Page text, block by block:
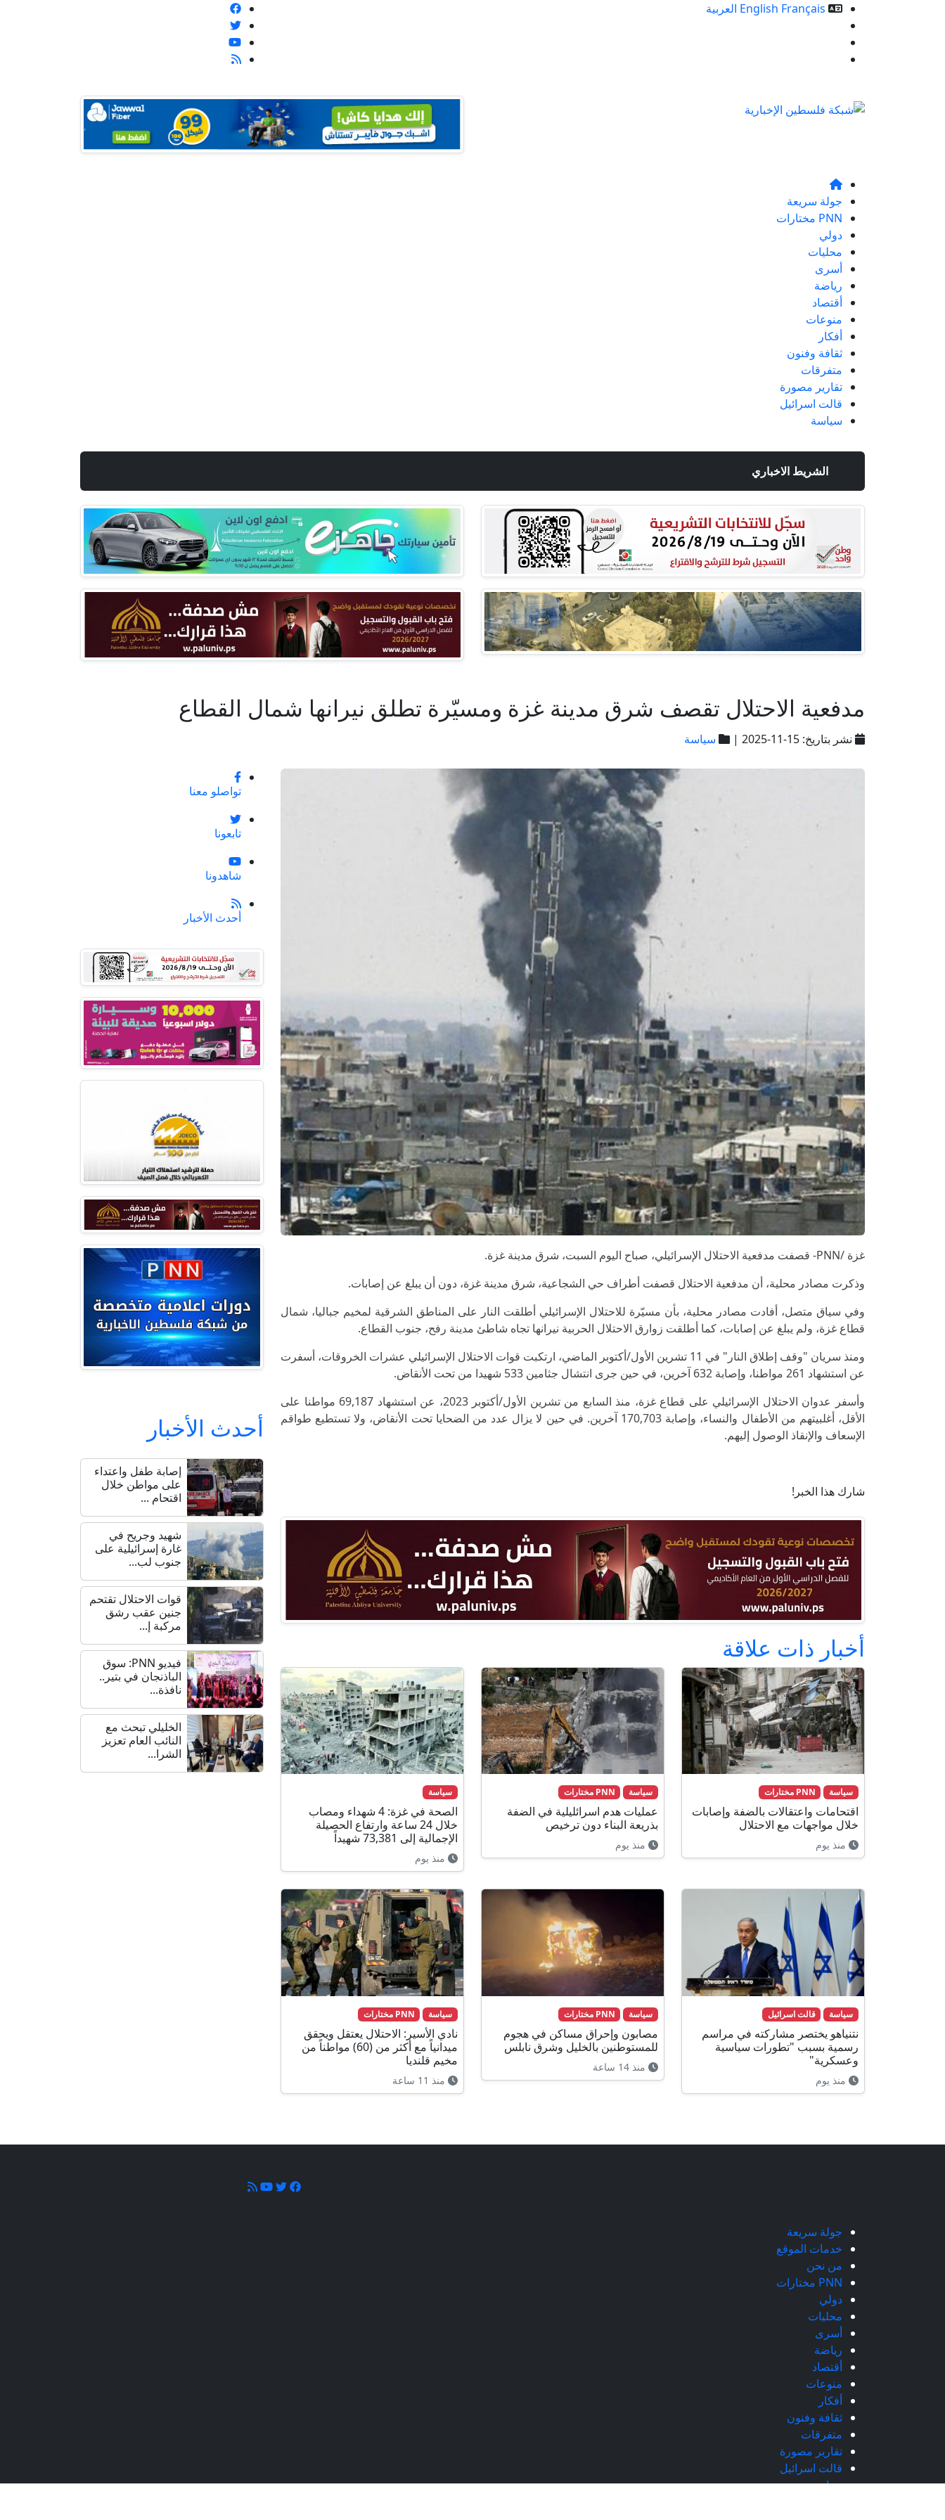
English Français
العربية
جولة سريعة
PNN مختارات
دولي
محليات
أسرى
رياضة
أقتصاد
منوعات
أفكار
ثقافة وفنون
متفرقات
تقارير مصورة
قالت اسرائيل
سياسة
الشريط الاخباري
مدفعية الاحتلال تقصف شرق مدينة غزة ومسيّرة تطلق نيرانها شمال القطاع
نشر بتاريخ: 15-11-2025 | سياسة
غزة /PNN- قصفت مدفعية الاحتلال الإسرائيلي، صباح اليوم السبت، شرق مدينة غزة.
وذكرت مصادر محلية، أن مدفعية الاحتلال قصفت أطراف حي الشجاعية، شرق مدينة غزة، دون أن يبلغ عن إصابات.
وفي سياق متصل، أفادت مصادر محلية، بأن مسيّرة للاحتلال الإسرائيلي أطلقت النار على المناطق الشرقية لمخيم جباليا، شمال
قطاع غزة، ولم يبلغ عن إصابات، كما أطلقت زوارق الاحتلال الحربية نيرانها تجاه شاطئ مدينة رفح، جنوب القطاع.
ومنذ سريان "وقف إطلاق النار" في 11 تشرين الأول/أكتوبر الماضي، ارتكبت قوات الاحتلال الإسرائيلي عشرات الخروقات، أسفرت
عن استشهاد 261 مواطنا، وإصابة 632 آخرين، في حين جرى انتشال جثامين 533 شهيدا من تحت الأنقاض.
وأسفر عدوان الاحتلال الإسرائيلي على قطاع غزة، منذ السابع من تشرين الأول/أكتوبر 2023، عن استشهاد 69,187 مواطنا على
الأقل، أغلبيتهم من الأطفال والنساء، وإصابة 170,703 آخرين. في حين لا يزال عدد من الضحايا تحت الأنقاض، ولا تستطيع طواقم
الإسعاف والإنقاذ الوصول إليهم.
شارك هذا الخبر!
أخبار ذات علاقة
سياسة PNN مختارات
اقتحامات واعتقالات بالضفة وإصابات
خلال مواجهات مع الاحتلال
منذ يوم
سياسة PNN مختارات
عمليات هدم اسرائليلية في الضفة
بذريعة البناء دون ترخيص
منذ يوم
سياسة
الصحة في غزة: 4 شهداء ومصاب
خلال 24 ساعة وارتفاع الحصيلة
الإجمالية إلى 73,381 شهيداً
منذ يوم
سياسة قالت اسرائيل
نتنياهو يختصر مشاركته في مراسم
رسمية بسبب "تطورات سياسية
وعسكرية"
منذ يوم
سياسة PNN مختارات
مصابون وإحراق مساكن في هجوم
للمستوطنين بالخليل وشرق نابلس
منذ 14 ساعة
سياسة PNN مختارات
نادي الأسير: الاحتلال يعتقل ويحقق
ميدانياً مع أكثر من (60) مواطناً من
مخيم قلنديا
منذ 11 ساعة
تواصلو معنا
تابعونا
شاهدونا
أحدث الأخبار
أحدث الأخبار
إصابة طفل واعتداء
على مواطن خلال
اقتحام ...
شهيد وجريح في
غارة إسرائيلية على
جنوب لب...
قوات الاحتلال تقتحم
جنين عقب رشق
مركبة إ...
فيديو PNN: سوق
الباذنجان في بتير..
نافذة...
الخليلي تبحث مع
النائب العام تعزيز
الشرا...
جولة سريعة
خدمات الموقع
من نحن
PNN مختارات
دولي
محليات
أسرى
رياضة
أقتصاد
منوعات
أفكار
ثقافة وفنون
متفرقات
تقارير مصورة
قالت اسرائيل
سياسة